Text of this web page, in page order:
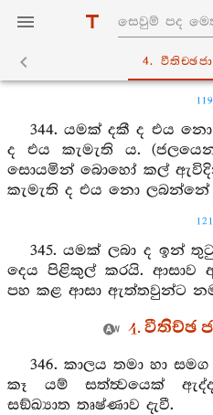
4.
119
344. යමක් දකී ද එය
ද එය කැමැති ය.
සොයමින් බොහෝ කල්
කැමැති ද එය නො ලබන්නේ
121
345. යමක් ලබා ද ඉන්
දෙය පිළිකුල් කරයි.
පහ කළ ආසා ඇත්තවුන්ට
4. වීතිච්ඡ
346. කාලය තමා හා
කෑ යම් සත්ත්‍වයෙක්
සඞ්ඛ්‍යාත තෘෂ්ණාව දැවී.